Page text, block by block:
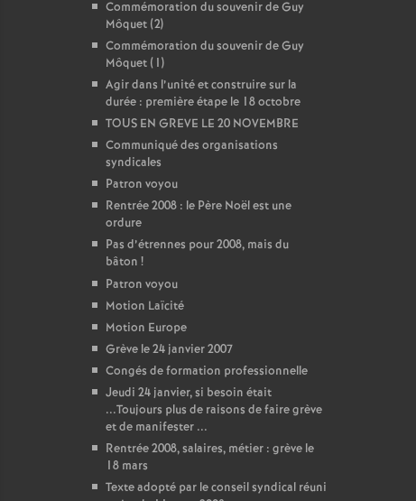
Commémoration du souvenir de Guy
Môquet (2)
Commémoration du souvenir de Guy
Môquet (1)
Agir dans l’unité et construire sur la
durée : première étape le 18 octobre
TOUS EN GREVE LE 20 NOVEMBRE
Communiqué des organisations
syndicales
Patron voyou
Rentrée 2008 : le Père Noël est une
ordure
Pas d’étrennes pour 2008, mais du
bâton !
Patron voyou
Motion Laïcité
Motion Europe
Grève le 24 janvier 2007
Congés de formation professionnelle
Jeudi 24 janvier, si besoin était
...Toujours plus de raisons de faire grève
et de manifester ...
Rentrée 2008, salaires, métier : grève le
18 mars
Texte adopté par le conseil syndical réuni